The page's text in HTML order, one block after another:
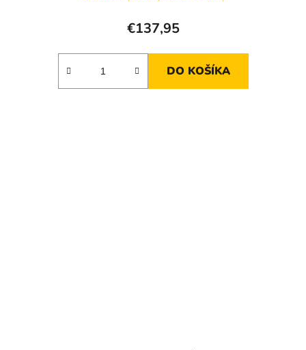
€137,95
DO KOŠÍKA